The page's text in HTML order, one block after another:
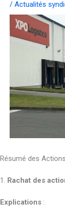
/ Actualités
Résumé des
1. Rachat des
Explications :